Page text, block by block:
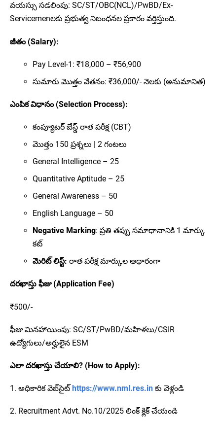
వయస్సు సడలింపు: SC/ST/OBC(NCL)/PwBD/Ex-
Servicemenలకు ప్రభుత్వ నిబంధనల ప్రకారం వర్తిస్తుంది.
జీతం (Salary):
Pay Level-1: ₹18,000 – ₹56,900
సుమారు మొత్తం వేతనం: ₹36,000/- నెలకు (అనుమానిత)
ఎంపిక విధానం (Selection Process):
కంప్యూటర్ బేస్డ్ రాత పరీక్ష (CBT)
మొత్తం 150 ప్రశ్నలు | 2 గంటలు
General Intelligence – 25
Quantitative Aptitude – 25
General Awareness – 50
English Language – 50
Negative Marking: ప్రతి తప్పు సమాధానానికి 1 మార్కు
కట్
మెరిట్ లిస్ట్: రాత పరీక్ష మార్కుల ఆధారంగా
దరఖాస్తు ఫీజు (Application Fee)
₹500/-
ఫీజు మినహాయింపు: SC/ST/PwBD/మహిళలు/CSIR
ఉద్యోగులు/అర్హులైన ESM
ఎలా దరఖాస్తు చేయాలి? (How to Apply):
1. అధికారిక వెబ్‌సైట్https://www.nml.res.in కు వెళ్లండి
2. Recruitment Advt. No.10/2025 లింక్ క్లిక్ చేయండి